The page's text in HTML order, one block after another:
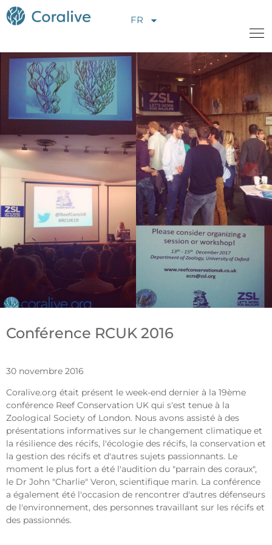
FR
A propos de nous
Projets
Nouveauté
Opportunités
Contactez-nous
Faire un don
Conférence RCUK 2016
30 novembre 2016
Coralive.org était présent le week-end dernier à la 19ème
conférence Reef Conservation UK qui s'est tenue à la
Zoological Society of London. Nous avons assisté à des
présentations informatives sur le changement climatique et
la résilience des récifs, l'écologie des récifs, la conservation et
la gestion des récifs et d'autres sujets passionnants. Le
moment le plus fort a été l'audition du "parrain des coraux",
le Dr John "Charlie" Veron, scientifique marin. La conférence
a également été l'occasion de rencontrer d'autres défenseurs
de l'environnement, des personnes travaillant sur les récifs et
des passionnés.